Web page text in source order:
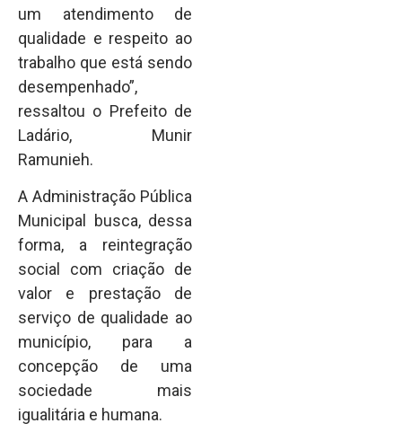
um atendimento de
qualidade e respeito ao
trabalho que está sendo
desempenhado”,
ressaltou o Prefeito de
Ladário, Munir
Ramunieh.
A Administração Pública
Municipal busca, dessa
forma, a reintegração
social com criação de
valor e prestação de
serviço de qualidade ao
município, para a
concepção de uma
sociedade mais
igualitária e humana.